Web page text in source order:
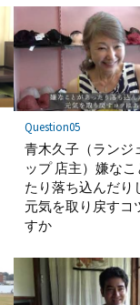
Question05
青木久子（ランジ
ップ 店主）嫌なこ
たり落ち込んだり
元気を取り戻すコ
すか